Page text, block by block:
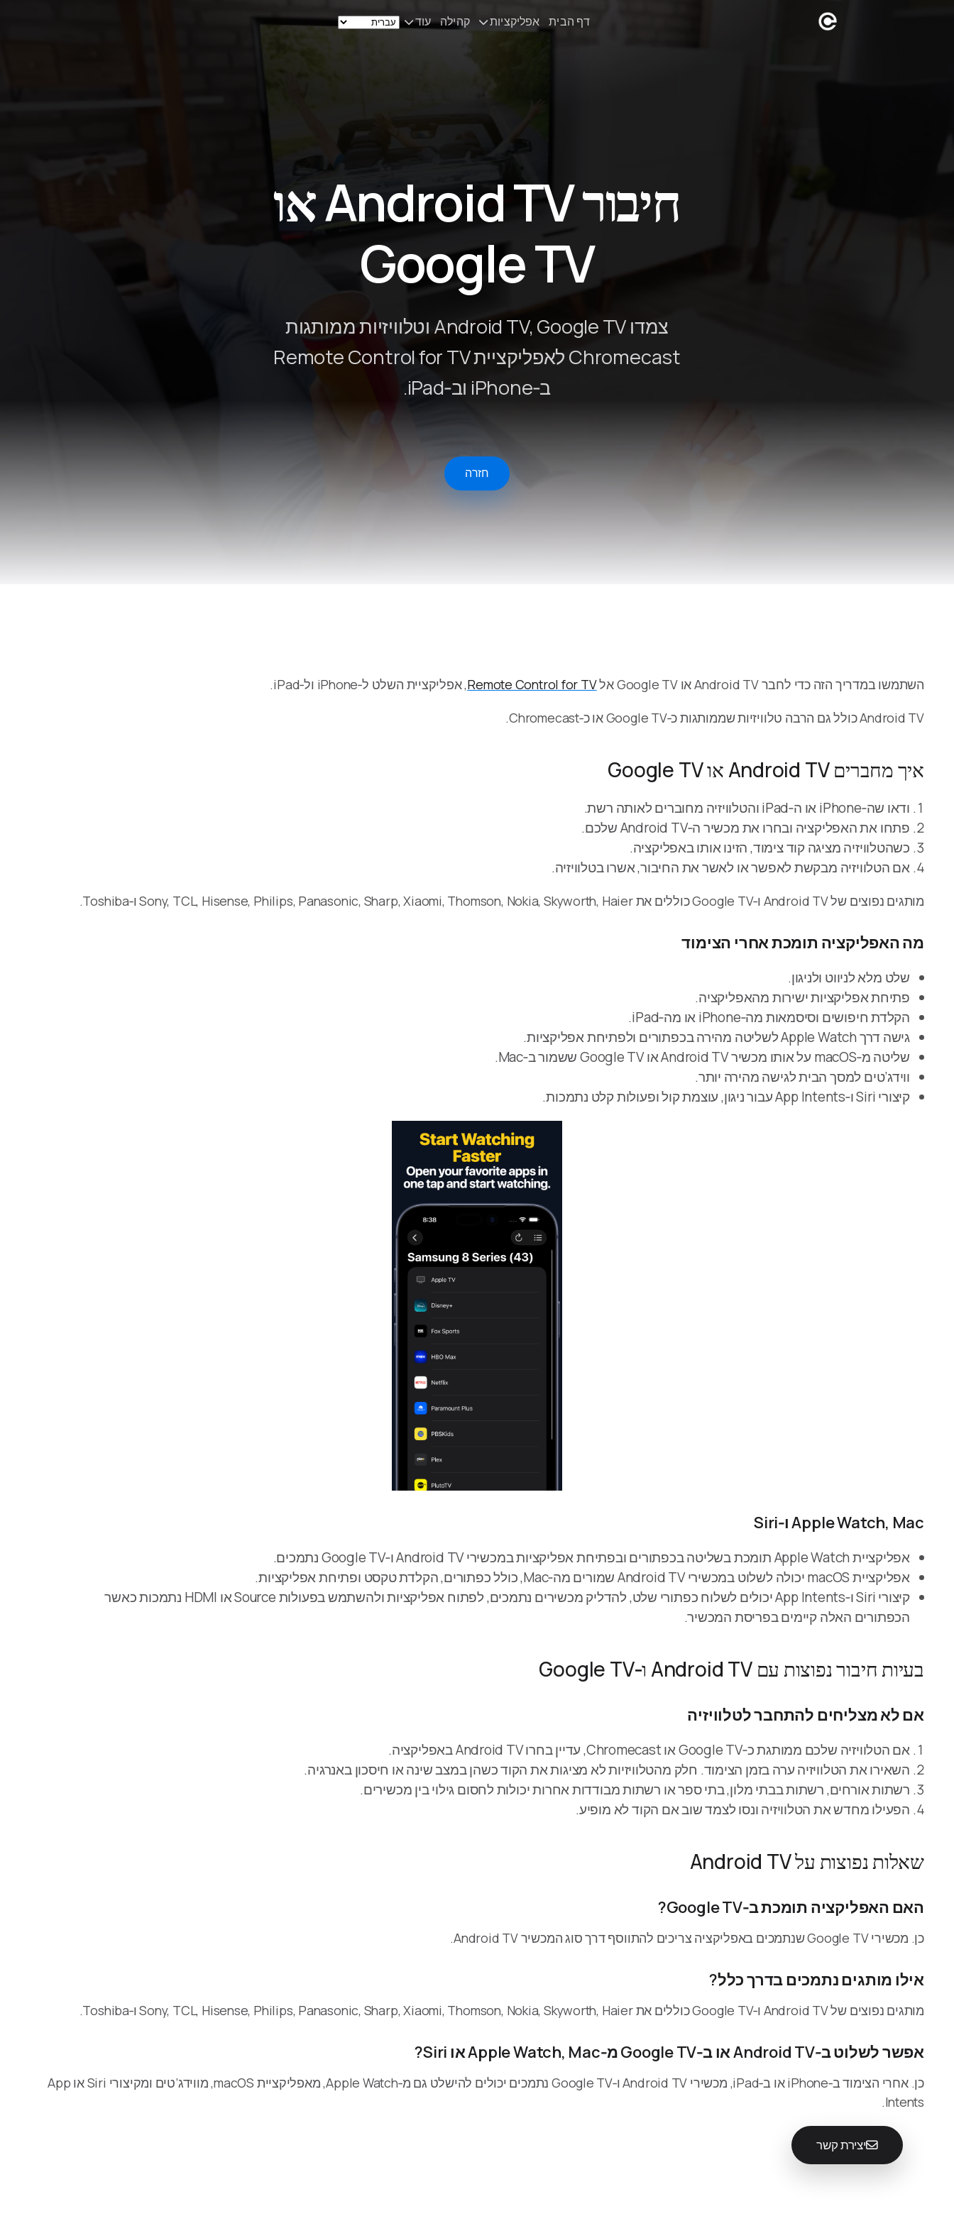
דף הבית אפליקציות
iOS/iPadOS/tvOS
Sibelius KeyPad
Finale KeyPad
iOS/iPadOS
Remote Helper
Remote Control for TV
iOS/iPadOS
קהילה עוד
חיבור Android TV או
Google TV
צמדו Android TV, Google TV וטלוויזיות ממותגות
Chromecast לאפליקציית Remote Control for TV
ב‑iPhone וב‑iPad.
חזרה
השתמשו במדריך הזה כדי לחבר Android TV או Google TV אל Remote Control for TV, אפליקציית השלט ל‑iPhone ול‑iPad.
Android TV כולל גם הרבה טלוויזיות שממותגות כ‑Google TV או כ‑Chromecast.
איך מחברים Android TV או Google TV
ודאו שה‑iPhone או ה‑iPad והטלוויזיה מחוברים לאותה רשת.
פתחו את האפליקציה ובחרו את מכשיר ה‑Android TV שלכם.
כשהטלוויזיה מציגה קוד צימוד, הזינו אותו באפליקציה.
אם הטלוויזיה מבקשת לאפשר או לאשר את החיבור, אשרו בטלוויזיה.
מותגים נפוצים של Android TV ו‑Google TV כוללים את Sony, TCL, Hisense, Philips, Panasonic, Sharp, Xiaomi, Thomson, Nokia, Skyworth, Haier ו‑Toshiba.
מה האפליקציה תומכת אחרי הצימוד
שלט מלא לניווט ולניגון.
פתיחת אפליקציות ישירות מהאפליקציה.
הקלדת חיפושים וסיסמאות מה‑iPhone או מה‑iPad.
גישה דרך Apple Watch לשליטה מהירה בכפתורים ולפתיחת אפליקציות.
שליטה מ‑macOS על אותו מכשיר Android TV או Google TV ששמור ב‑Mac.
ווידג’טים למסך הבית לגישה מהירה יותר.
קיצורי Siri ו‑App Intents עבור ניגון, עוצמת קול ופעולות קלט נתמכות.
Apple Watch, Mac ו‑Siri
אפליקציית Apple Watch תומכת בשליטה בכפתורים ובפתיחת אפליקציות במכשירי Android TV ו‑Google TV נתמכים.
אפליקציית macOS יכולה לשלוט במכשירי Android TV שמורים מה‑Mac, כולל כפתורים, הקלדת טקסט ופתיחת אפליקציות.
קיצורי Siri ו‑App Intents יכולים לשלוח כפתורי שלט, להדליק מכשירים נתמכים, לפתוח אפליקציות ולהשתמש בפעולות Source או HDMI נתמכות כאשר
הכפתורים האלה קיימים בפריסת המכשיר.
בעיות חיבור נפוצות עם Android TV ו‑Google TV
אם לא מצליחים להתחבר לטלוויזיה
אם הטלוויזיה שלכם ממותגת כ‑Google TV או Chromecast, עדיין בחרו Android TV באפליקציה.
השאירו את הטלוויזיה ערה בזמן הצימוד. חלק מהטלוויזיות לא מציגות את הקוד כשהן במצב שינה או חיסכון באנרגיה.
רשתות אורחים, רשתות בבתי מלון, בתי ספר או רשתות מבודדות אחרות יכולות לחסום גילוי בין מכשירים.
הפעילו מחדש את הטלוויזיה ונסו לצמד שוב אם הקוד לא מופיע.
שאלות נפוצות על Android TV
האם האפליקציה תומכת ב‑Google TV?
כן. מכשירי Google TV שנתמכים באפליקציה צריכים להתווסף דרך סוג המכשיר Android TV.
אילו מותגים נתמכים בדרך כלל?
מותגים נפוצים של Android TV ו‑Google TV כוללים את Sony, TCL, Hisense, Philips, Panasonic, Sharp, Xiaomi, Thomson, Nokia, Skyworth, Haier ו‑Toshiba.
אפשר לשלוט ב‑Android TV או ב‑Google TV מ‑Apple Watch, Mac או Siri?
כן. אחרי הצימוד ב‑iPhone או ב‑iPad, מכשירי Android TV ו‑Google TV נתמכים יכולים להישלט גם מ‑Apple Watch, מאפליקציית macOS, מווידג’טים ומקיצורי Siri או App
Intents.
יצירת קשר